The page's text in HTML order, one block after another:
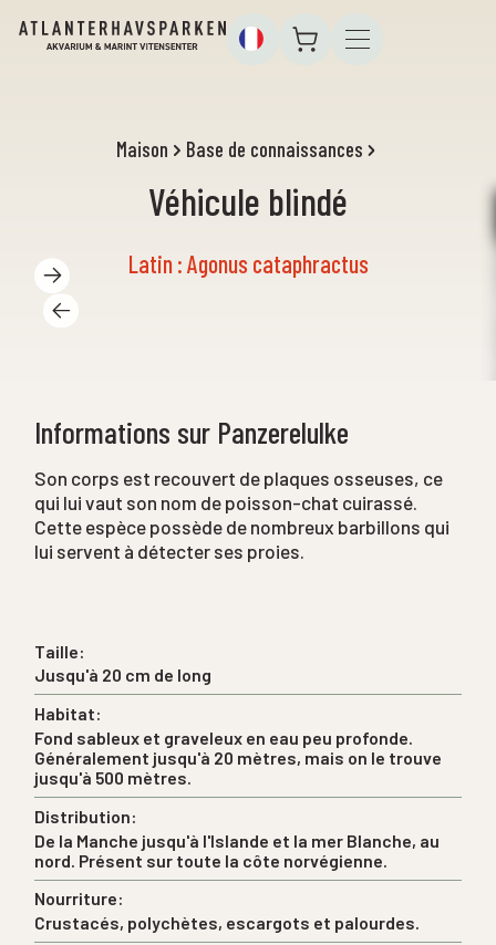
Maison Base de connaissances
Véhicule blindé
Latin : Agonus cataphractus
Taille:
Jusqu'à 20 cm de long
Habitat:
Fond sableux et graveleux en eau peu profonde.
Généralement jusqu'à 20 mètres, mais on le trouve
jusqu'à 500 mètres.
Distribution:
De la Manche jusqu'à l'Islande et la mer Blanche, au
nord. Présent sur toute la côte norvégienne.
Nourriture:
Crustacés, polychètes, escargots et palourdes.
Informations sur Panzerelulke
Son corps est recouvert de plaques osseuses, ce
qui lui vaut son nom de poisson-chat cuirassé.
Cette espèce possède de nombreux barbillons qui
lui servent à détecter ses proies.